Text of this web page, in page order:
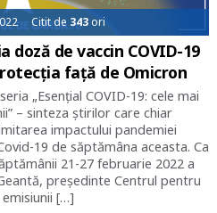
Citit de 343 ori
doză de vaccin COVID-19
față de Omicron
„Esențial COVID-19: cele mai
– sinteza știrilor care chiar
impactului pandemiei
19 de săptămâna aceasta. Ca
21-27 februarie 2022 a
președinte Centrul pentru
[…]